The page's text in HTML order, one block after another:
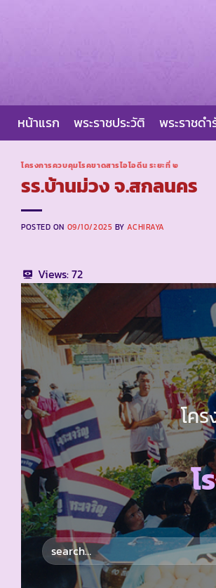
หน้าแรก พระราชประวัติ พระราชดำ
โครงการควบคุมโรคขาดสารไอโอดีน ระยะที่ ๒
รร.บ้านม่วง จ.สกลนคร
POSTED ON 09/10/2025 BYACHIRAYA
Views:72
โค
โ